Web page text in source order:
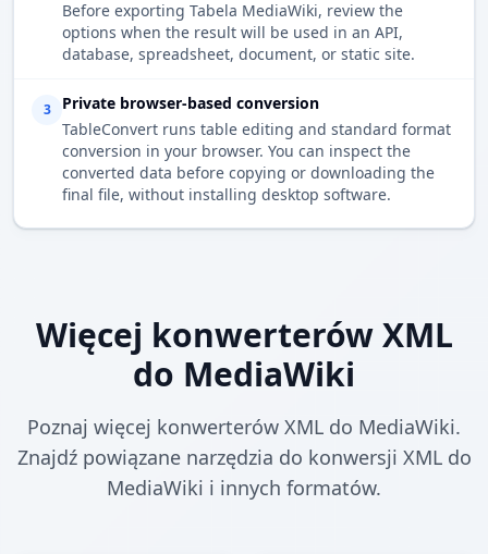
Before exporting Tabela MediaWiki, review the
options when the result will be used in an API,
database, spreadsheet, document, or static site.
3
Private browser-based conversion
TableConvert runs table editing and standard format
conversion in your browser. You can inspect the
converted data before copying or downloading the
final file, without installing desktop software.
Więcej konwerterów XML
do MediaWiki
Poznaj więcej konwerterów XML do MediaWiki.
Znajdź powiązane narzędzia do konwersji XML do
MediaWiki i innych formatów.